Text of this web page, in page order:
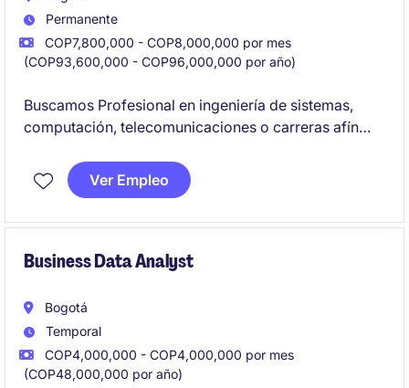
Permanente
COP7,800,000 - COP8,000,000 por mes
(COP93,600,000 - COP96,000,000 por año)
Buscamos Profesional en ingeniería de sistemas,
computación, telecomunicaciones o carreras afín
enfrentarse al desafió de Ingeniero de
Ciberseguridad o Especialista SOC o Security
Ver Empleo
Business Data Analyst
Bogotá
Temporal
COP4,000,000 - COP4,000,000 por mes
(COP48,000,000 por año)